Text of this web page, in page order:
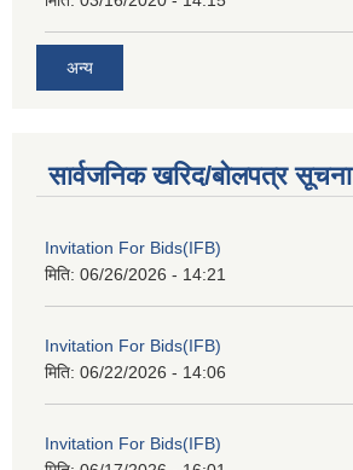
अन्य
सार्वजनिक खरिद/बोलपत्र सूचना
Invitation For Bids(IFB)
मिति: 06/26/2026 - 14:21
Invitation For Bids(IFB)
मिति: 06/22/2026 - 14:06
Invitation For Bids(IFB)